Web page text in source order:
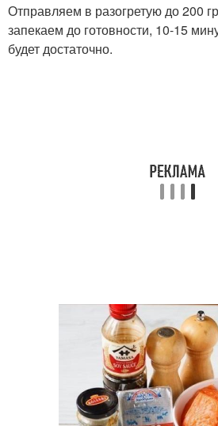
Отправляем в разогретую до 200
запекаем до готовности, 10-15
будет достаточно.